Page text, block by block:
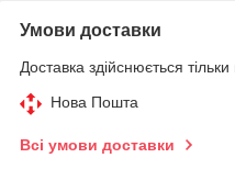
Умови доставки
Доставка здійснюється
Нова Пошта
Всі умови доставки